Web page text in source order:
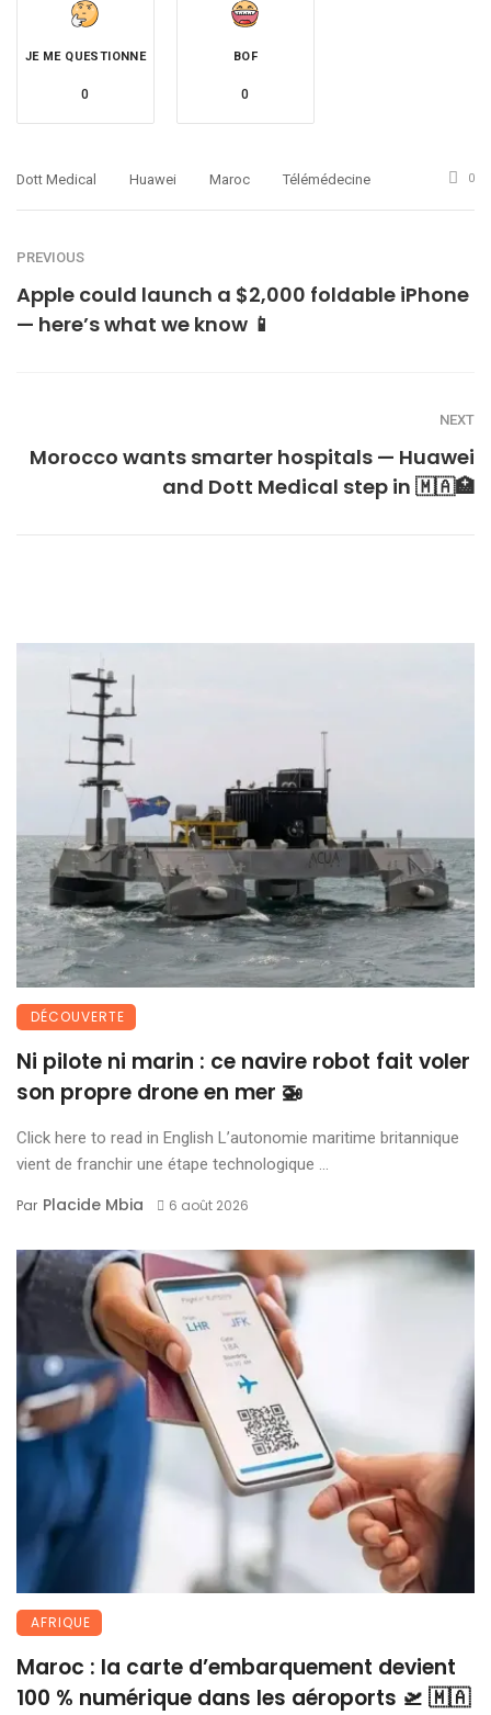
JE ME QUESTIONNE
0
BOF
0
Dott Medical Huawei Maroc Télémédecine 0
PREVIOUS
Apple could launch a $2,000 foldable iPhone
— here’s what we know 📱
NEXT
Morocco wants smarter hospitals — Huawei
and Dott Medical step in 🇲🇦🏥
DÉCOUVERTE
Ni pilote ni marin : ce navire robot fait voler
son propre drone en mer 🚁
Click here to read in English L’autonomie maritime britannique
vient de franchir une étape technologique ...
Par Placide Mbia 6 août 2026
AFRIQUE
Maroc : la carte d’embarquement devient
100 % numérique dans les aéroports 🛫 🇲🇦